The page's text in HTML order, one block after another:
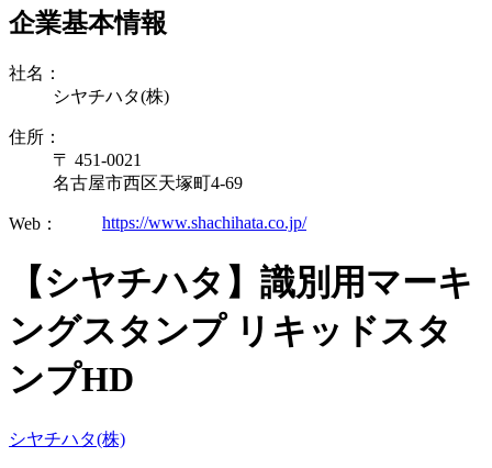
企業基本情報
社名：
シヤチハタ(株)
住所：
〒 451-0021
名古屋市西区天塚町4-69
Web： https://www.shachihata.co.jp/
【シヤチハタ】識別用マーキ
ングスタンプ リキッドスタ
ンプHD
シヤチハタ(株)